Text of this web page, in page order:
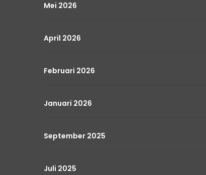
Mei 2026
April 2026
Februari 2026
Januari 2026
September 2025
Juli 2025